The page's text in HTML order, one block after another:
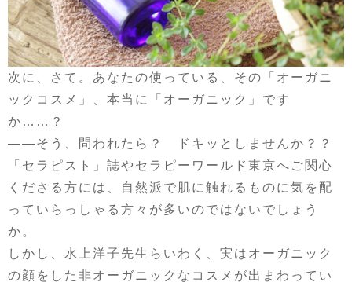
次に、さて。あなたの使っている、その「オーガニ
ックコスメ」、本当に「オーガニック」です
か……？
——そう、問われたら？ ドキッとしませんか？？
「セラピスト」誌やセラピーワールド東京へご関心
くださる方には、自然派で肌に触れるものに気を配
っていらっしゃる方々が多いのではないでしょう
か。
しかし、水上洋子先生らいわく、実はオーガニック
の顔をした非オーガニックなコスメが出まわってい